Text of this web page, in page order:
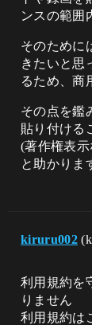
ンスの範囲
そのために
きたいと思
るため、商
その点を鑑
貼り付ける
(著作権表
と助かりま
kiruru002
利用規約を
りません
利用規約は